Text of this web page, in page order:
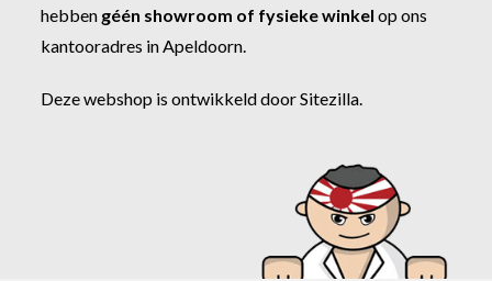
hebben géén showroom of fysieke winkel op ons
kantooradres in Apeldoorn.
Deze webshop is ontwikkeld doorSitezilla